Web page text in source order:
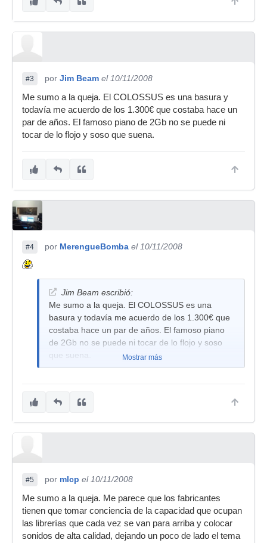
#3 por Jim Beam el 10/11/2008
Me sumo a la queja. El COLOSSUS es una basura y
todavía me acuerdo de los 1.300€ que costaba hace un
par de años. El famoso piano de 2Gb no se puede ni
tocar de lo flojo y soso que suena.
#4 por MerengueBomba el 10/11/2008
Jim Beam escribió:
Me sumo a la queja. El COLOSSUS es una
basura y todavía me acuerdo de los 1.300€ que
costaba hace un par de años. El famoso piano
de 2Gb no se puede ni tocar de lo flojo y soso
que suena.
Mostrar más
#5 por mlcp el 10/11/2008
Me sumo a la queja. Me parece que los fabricantes
tienen que tomar conciencia de la capacidad que ocupan
las librerías que cada vez se van para arriba y colocar
sonidos de alta calidad, dejando un poco de lado el tema